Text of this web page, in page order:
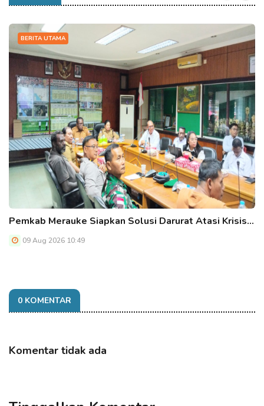
BERITA UTAMA
Pemkab Merauke Siapkan Solusi Darurat Atasi Krisis…
09 Aug 2026 10:49
0 KOMENTAR
Komentar tidak ada